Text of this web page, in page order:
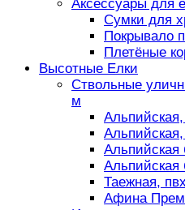
Аксессуары для
Сумки для
Покрывало
Плетёные
Высотные Елки
Ствольные
м
Альпийская
Альпийская
Таежная,
Афина